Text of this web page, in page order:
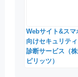
Webサイト&スマ
向けセキュリテ
診断サービス（
ピリッツ）